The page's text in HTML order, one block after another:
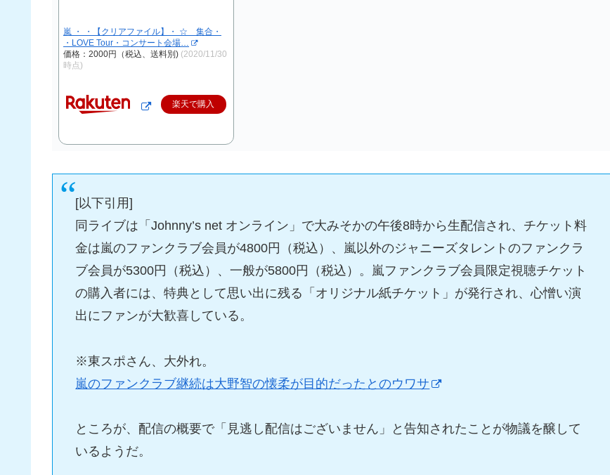
嵐 ・ ・【クリアファイル】・ ☆ 集合・
・LOVE Tour・コンサート会場…
価格：2000円（税込、送料別) (2020/11/30
時点)
楽天で購入
[以下引用]
同ライブは「Johnny’s net オンライン」で大みそかの午後8時から生配信され、チケット料
金は嵐のファンクラブ会員が4800円（税込）、嵐以外のジャニーズタレントのファンクラ
ブ会員が5300円（税込）、一般が5800円（税込）。嵐ファンクラブ会員限定視聴チケット
の購入者には、特典として思い出に残る「オリジナル紙チケット」が発行され、心憎い演
出にファンが大歓喜している。
※東スポさん、大外れ。
嵐のファンクラブ継続は大野智の懐柔が目的だったとのウワサ
ところが、配信の概要で「見逃し配信はございません」と告知されたことが物議を醸して
いるようだ。